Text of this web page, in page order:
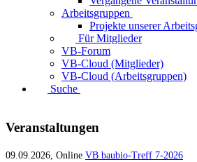
Arbeitsgruppen
Projekte unserer
Für Mitglieder
VB-Forum
VB-Cloud (Mitglieder)
VB-Cloud (Arbeitsgruppen)
Suche
Veranstaltungen
09.09.2026, Online VB baubio-Treff 7-2026